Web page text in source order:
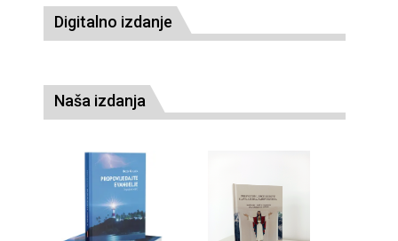
Digitalno izdanje
Naša izdanja